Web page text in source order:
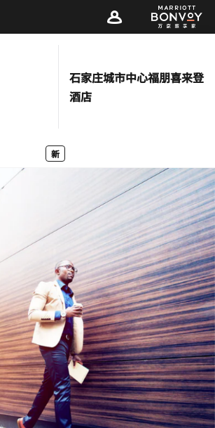
石家庄城市中心福朋喜来登
酒店
新